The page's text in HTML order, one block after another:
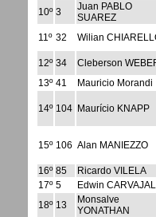
10º 3
Juan PABLO
SUAREZ
11º 32 Wilian
12º 34
Cleberson
13º 41 Mauricio Morandi
14º 104 Maurício KNAPP
15º 106 Alan MANIEZZO
16º 85
Ricardo VILELA
17º 5
Edwin CARVAJAL
18º 13
Monsalve
YONATHAN